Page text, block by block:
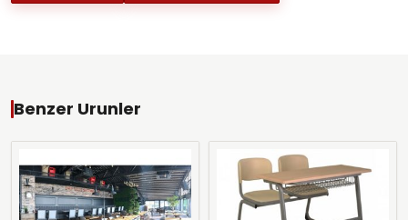
Benzer Urunler